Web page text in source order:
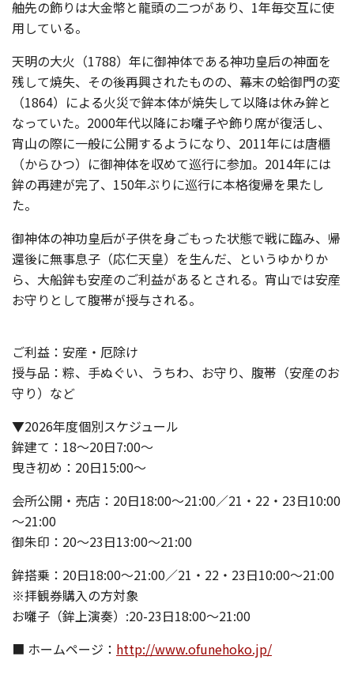
舳先の飾りは大金幣と龍頭の二つがあり、1年毎交互に使
用している。
天明の大火（1788）年に御神体である神功皇后の神面を
残して焼失、その後再興されたものの、幕末の蛤御門の変
（1864）による火災で鉾本体が焼失して以降は休み鉾と
なっていた。2000年代以降にお囃子や飾り席が復活し、
宵山の際に一般に公開するようになり、2011年には唐櫃
（からひつ）に御神体を収めて巡行に参加。2014年には
鉾の再建が完了、150年ぶりに巡行に本格復帰を果たし
た。
御神体の神功皇后が子供を身ごもった状態で戦に臨み、帰
還後に無事息子（応仁天皇）を生んだ、というゆかりか
ら、大船鉾も安産のご利益があるとされる。宵山では安産
お守りとして腹帯が授与される。
ご利益：安産・厄除け
授与品：粽、手ぬぐい、うちわ、お守り、腹帯（安産のお
守り）など
▼2026年度個別スケジュール
鉾建て：18～20日7:00～
曳き初め：20日15:00～
会所公開・売店：20日18:00～21:00／21・22・23日10:00
～21:00
御朱印：20～23日13:00～21:00
鉾搭乗：20日18:00～21:00／21・22・23日10:00～21:00
※拝観券購入の方対象
お囃子（鉾上演奏）:20-23日18:00～21:00
■ ホームページ： http://www.ofunehoko.jp/